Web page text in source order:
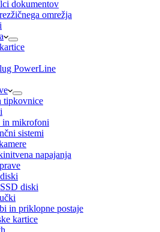
dokumentov
omrežja
PowerLine
tipkovnice
in mikrofoni
sistemi
napajanja
diski
in priklopne postaje
kartice